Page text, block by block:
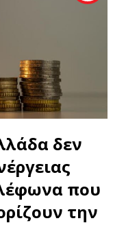
δεν
που
την